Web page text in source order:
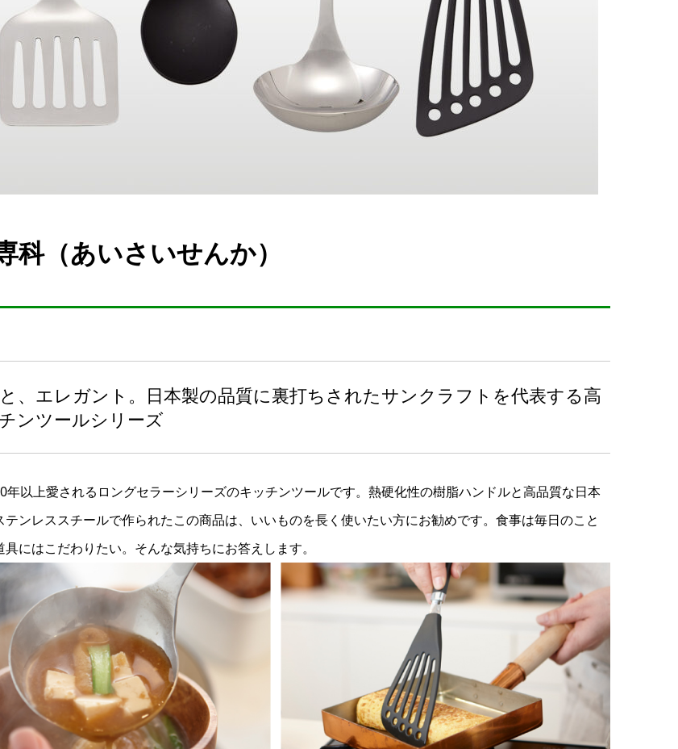
科（あいさいせんか）
、エレガント。日本製の品質に裏打ちされたサンクラフトを代表する高
ンツールシリーズ
年以上愛されるロングセラーシリーズのキッチンツールです。熱硬化性の樹脂ハンドルと高品質な日本
テンレススチールで作られたこの商品は、いいものを長く使いたい方にお勧めです。食事は毎日のこと
具にはこだわりたい。そんな気持ちにお答えします。